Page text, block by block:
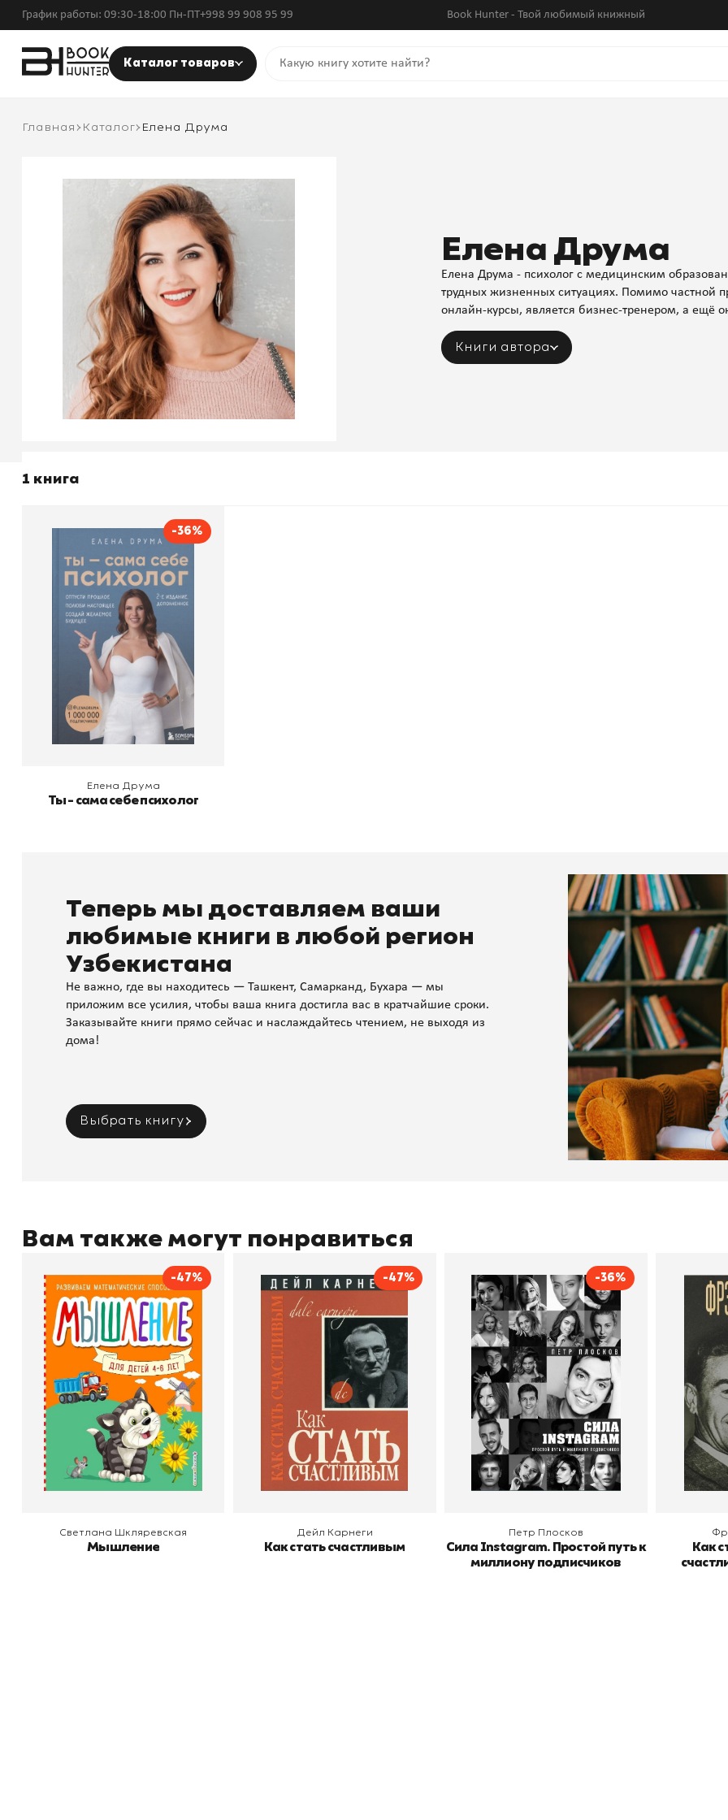
График работы: 09:30-18:00 Пн-ПТ+998 99 908 95 99 Book Hunter - Твой любимый книжный
Каталог товаров
Главная Каталог Елена Друма
Елена Друма
Елена Друма - психолог с медицинским
трудных жизненных ситуациях. Помимо частной
онлайн-курсы, является бизнес-тренером, а ещё
Книги автора
1 книга
-36%
Ты - сама себе психолог
Елена Друма
Издательство
Бомбора
В корзину
Елена Друма
Ты - сама себе психолог
Теперь мы доставляем ваши
любимые книги в любой регион
Узбекистана
Не важно, где вы находитесь — Ташкент, Самарканд, Бухара — мы
приложим все усилия, чтобы ваша книга достигла вас в кратчайшие сроки.
Заказывайте книги прямо сейчас и наслаждайтесь чтением, не выходя из
дома!
Выбрать книгу
Вам также могут понравиться
-47%
Мышление
Автор
Светлана Шкляревская
Издательство
Эксмодетство
В корзину
Светлана Шкляревская
Мышление
-47%
Как стать счастливым
Автор
Дейл Карнеги
Издательство
Попурри, Минск
В корзину
Дейл Карнеги
Как стать счастливым
-36%
Сила Instagram. Простой
путь к миллиону
подписчиков
Автор
Петр Плосков
Издательство
Бомбора
В корзину
Петр Плосков
Сила Instagram. Простой путь к
миллиону подписчиков
Как
В
Как